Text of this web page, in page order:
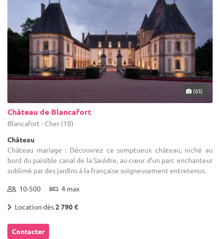
(65)
Château de Blancafort
Blancafort - Cher (18)
Château
Château mariage : Découvrez ce somptueux château, niché au
bord du paisible canal de la Sauldre, au cœur d’un parc enchanteur
sublimé par des jardins à la française soigneusement entretenus.
10-500 4 max
Location dès2 790 €
Contacter